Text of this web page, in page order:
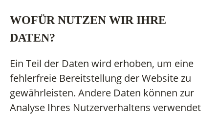
WOFÜR NUTZEN WIR IHRE
DATEN?
Ein Teil der Daten wird erhoben, um eine
fehlerfreie Bereitstellung der Website zu
gewährleisten. Andere Daten können zur
Analyse Ihres Nutzerverhaltens verwendet